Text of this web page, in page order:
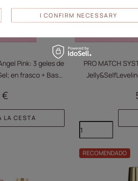
Pink: 3 geles de
en frasco + Base
€
LA CESTA
PRO MATCH
RECOMENDADO
I CONFIRM NECESSARY